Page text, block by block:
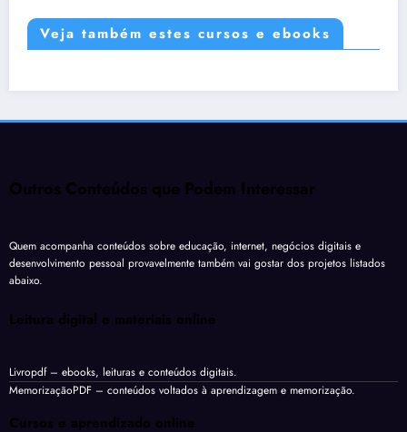
Veja também estes cursos e ebooks
Outros Conteúdos que Podem Interessar
Quem acompanha conteúdos sobre educação, internet, negócios digitais e
desenvolvimento pessoal provavelmente também vai gostar dos projetos listados
abaixo.
Leitura digital e materiais online
Livropdf– ebooks, leituras e conteúdos digitais.
MemorizaçãoPDF – conteúdos voltados à aprendizagem e memorização.
Cursos e aprendizado online